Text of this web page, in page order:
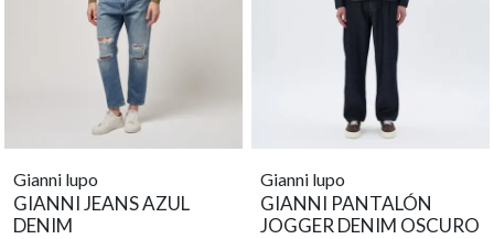
Gianni lupo
GIANNI JEANS AZUL
DENIM
Gianni lupo
GIANNI PANTALÓN
JOGGER DENIM OSCURO